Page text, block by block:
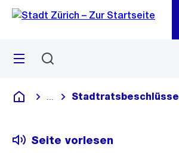
Navigation
Sprunglink
Menü
Deutsch
Blende alle Breadcrumbs ein
Stadtratsbeschlüsse
Seite vorlesen